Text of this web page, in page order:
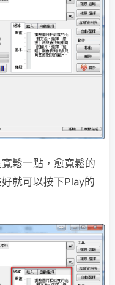
鬆一點，愈寬鬆的
就可以按下Play的